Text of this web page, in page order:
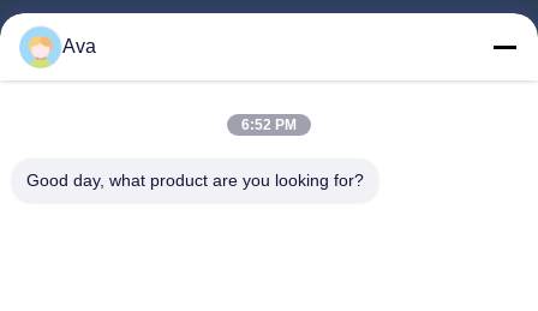
Produtos
Vídeos
Controle De Qualidade
Ava
6:52 PM
Good day, what product are you looking for?